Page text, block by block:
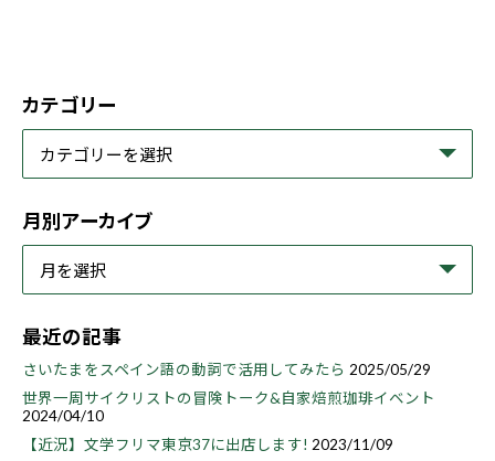
カテゴリー
月別アーカイブ
最近の記事
さいたまをスペイン語の動詞で活用してみたら 2025/05/29
世界一周サイクリストの冒険トーク&自家焙煎珈琲イベント
2024/04/10
【近況】文学フリマ東京37に出店します! 2023/11/09